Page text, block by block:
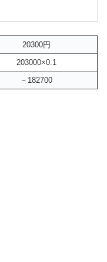
20300円
203000×0.1
－182700